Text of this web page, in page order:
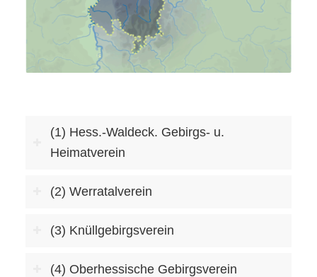
(1) Hess.-Waldeck. Gebirgs- u.
Heimatverein
(2) Werratalverein
(3) Knüllgebirgsverein
(4) Oberhessische Gebirgsverein